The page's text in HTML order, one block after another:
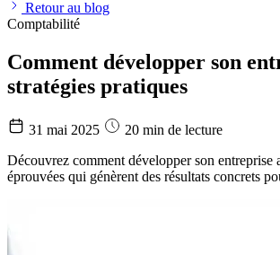
Retour au blog
Comptabilité
Comment développer son
stratégies pratiques
31 mai 2025
20 min de lecture
Découvrez comment développer son entreprise
éprouvées qui génèrent des résultats concrets